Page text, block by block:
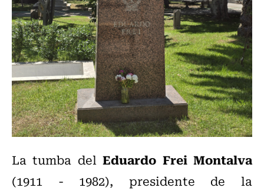
La tumba delEduardo Frei Montalva
(1911 - 1982), presidente de la